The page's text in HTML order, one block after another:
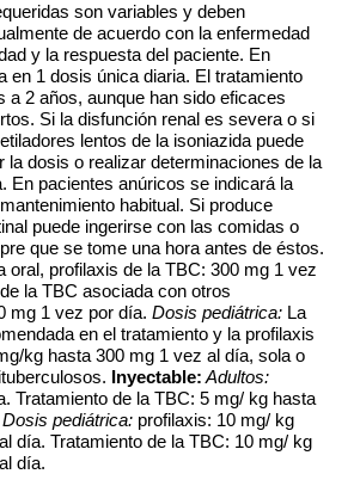
son variables y deben
de acuerdo con la enfermedad
y la respuesta del paciente. En
en 1 dosis única diaria. El tratamiento
a 2 años, aunque han sido eficaces
Si la disfunción renal es severa o si
lentos de la isoniazida puede
la dosis o realizar determinaciones de la
En pacientes anúricos se indicará la
habitual. Si produce
puede ingerirse con las comidas o
que se tome una hora antes de éstos.
oral, profilaxis de la TBC: 300 mg 1 vez
la TBC asociada con otros
mg 1 vez por día. Dosis pediátrica: La
en el tratamiento y la profilaxis
kg hasta 300 mg 1 vez al día, sola o
Inyectable: Adultos:
Tratamiento de la TBC: 5 mg/ kg hasta
Dosis pediátrica: profilaxis: 10 mg/ kg
día. Tratamiento de la TBC: 10 mg/ kg
día.